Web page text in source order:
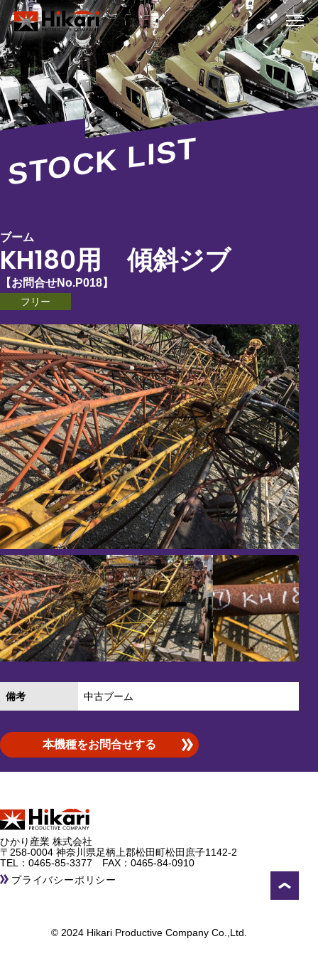
STOCK LIST
ブーム
KH180用 傾斜ジブ
【お問合せNo.P018】
フリー
備考 中古ブーム
本機種をお問合せする
ひかり産業 株式会社
〒258-0004 神奈川県足柄上郡松田町松田庶子1142-2
TEL： 0465-85-3377 FAX：0465-84-0910
プライバシーポリシー
© 2024 Hikari Productive Company Co.,Ltd.